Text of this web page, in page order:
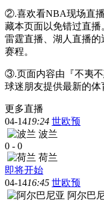
②.喜欢看NBA现场直
藏本页面以免错过直播
雷霆直播、湖人直播
赛程。
③.页面内容由『不夷
球迷朋友提供最新的体
更多直播
04-1419:24 世欧预
波兰
0 - 0
荷兰
即将开始
04-1416:45 世欧预
阿尔巴